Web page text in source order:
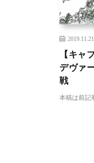
2019.11.21
【キャ
デヴァ
戦
本稿は前記